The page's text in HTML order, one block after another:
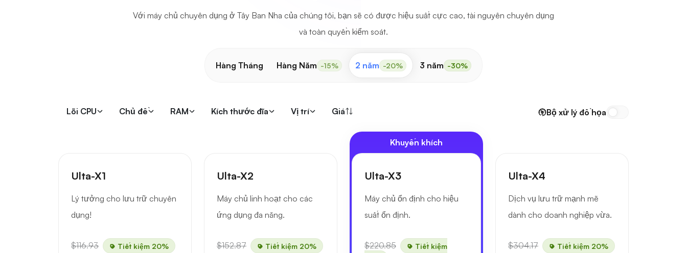
Với máy chủ chuyên dụng ở Tây Ban Nha của chúng tôi, bạn sẽ có được hiệu suất cực cao, tài nguyên chuyên dụng
và toàn quyền kiểm soát.
Hàng Tháng Hàng Năm -15% 2 năm -20% 3 năm -30%
Lõi CPU Chủ đề RAM Kích thước đĩa Vị trí Giá Bộ xử lý đồ họa
Ulta-X1
Lý tưởng cho lưu trữ chuyên
dụng!
$116.93 Tiết kiệm 20%
Ulta-X2
Máy chủ linh hoạt cho các
ứng dụng đa năng.
$152.87 Tiết kiệm 20%
Khuyến khích
Ulta-X3
Máy chủ ổn định cho hiệu
suất ổn định.
$220.85
Tiết kiệm
Ulta-X4
Dịch vụ lưu trữ mạnh mẽ
dành cho doanh nghiệp vừa.
$304.17 Tiết kiệm 20%